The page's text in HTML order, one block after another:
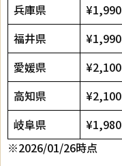
兵庫県
¥1,990
福井県
¥1,990
愛媛県
¥2,100
高知県
¥2,100
岐阜県
¥1,980
※2026/01/26時点